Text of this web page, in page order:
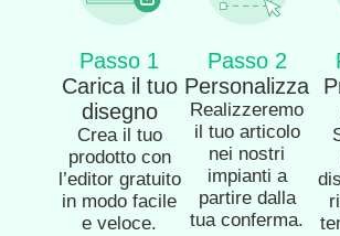
Passo 1
Carica il tuo
disegno
Crea il tuo
prodotto con
l’editor gratuito
in modo facile
e veloce.
Passo 2
Personalizza
Realizzeremo
il tuo articolo
nei nostri
impianti a
partire dalla
tua conferma.